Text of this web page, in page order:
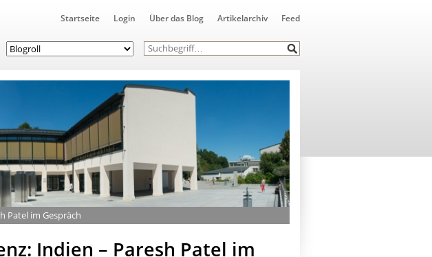
Startseite Login Über das Blog Artikelarchiv Feed
Patel im Gespräch
Indien – Paresh Patel im